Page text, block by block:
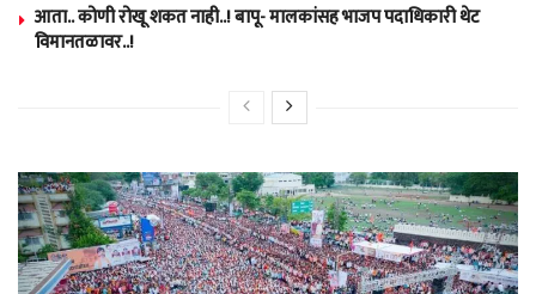
आता.. कोणी रोखू शकत नाही..! बापू- मालकांसह भाजप पदाधिकारी थेट
विमानतळावर..!